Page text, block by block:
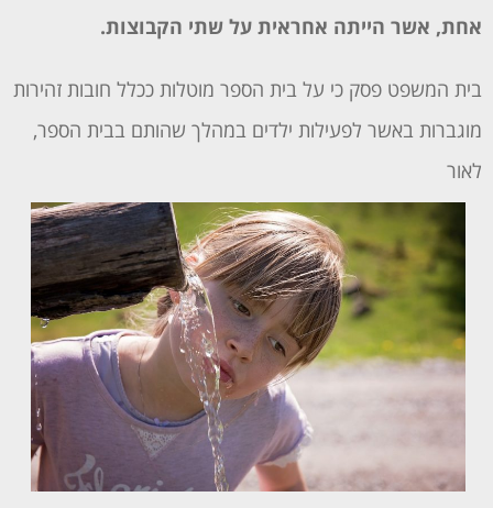
אחת, אשר הייתה אחראית על שתי הקבוצות.
בית המשפט פסק כי על בית הספר מוטלות ככלל חובות זהירות
מוגברות באשר לפעילות ילדים במהלך שהותם בבית הספר,
לאור